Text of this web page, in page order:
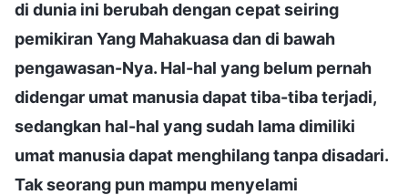
di dunia ini berubah dengan cepat seiring
pemikiran Yang Mahakuasa dan di bawah
pengawasan-Nya. Hal-hal yang belum pernah
didengar umat manusia dapat tiba-tiba terjadi,
sedangkan hal-hal yang sudah lama dimiliki
umat manusia dapat menghilang tanpa disadari.
Tak seorang pun mampu menyelami